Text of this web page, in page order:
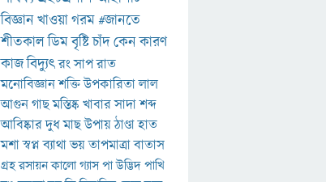
বিজ্ঞানখাওয়াগরম#জানতে
শীতকালডিমবৃষ্টিচাঁদকেনকারণ
কাজবিদ্যুৎরংসাপরাত
মনোবিজ্ঞানশক্তিউপকারিতালাল
আগুনগাছমস্তিষ্কখাবারসাদাশব্দ
আবিষ্কারদুধমাছউপায়ঠাণ্ডাহাত
মশাস্বপ্নব্যাথাভয়তাপমাত্রাবাতাস
গ্রহরসায়নকালোগ্যাসপাউদ্ভিদপাখি